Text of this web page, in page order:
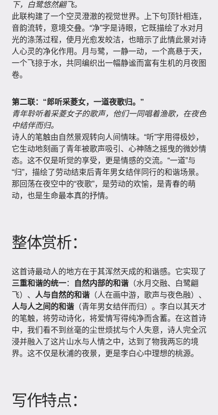
下，白鹭悠然翩飞。
此联构建了一个空灵澄澈的视觉世界。上下句顶针相连，
音韵流转，意境交叠。“净”字是诗眼，它既描绘了水对月
光的涤荡过程，使月光愈发皎洁，也暗示了此情此景对诗
人心灵的净化作用。月与鹭，一静一动，一个高悬于天，
一个飞掠于水，共同编织出一幅静谧而富有生机的月夜图
卷。
第二联：“郎听采菱女，一道夜歌归。”
青年聆听着采菱女子的歌声，他们一同唱着渔歌，在夜色
中结伴而归。
诗人的笔触由自然景观转向人间情味。“听”字用得极妙，
它生动地刻画了青年被歌声吸引、心神随之摇曳的微妙情
态。这不仅是听觉的享受，更是情感的交流。“一道”与
“归”，描绘了劳动结束后青年男女结伴同行的和谐场景。
那回荡在夜空中的“夜歌”，是劳动的欢愉，是青春的萌
动，也是生命最本真的抒情。
整体赏析：
这首诗最动人的地方在于其浑然天成的和谐感。它实现了
三重和谐的统一： 自然内部的和谐 （水月交融、白鹭翩
飞）、
人与自然的和谐 （人在画中游，歌声与夜色融）、
人与人之间的和谐 （青年男女结伴而归）。李白以其天才
的笔触，将劳动诗化，将爱情写得纯净而含蓄。在这首诗
中，我们看不到丝毫的尘世烦扰与个人失意，诗人完全沉
浸并融入了这片山水与人情之中，达到了物我两忘的境
界。这不仅是秋浦的夜景，更是李白心中理想的桃源。
写作特点：